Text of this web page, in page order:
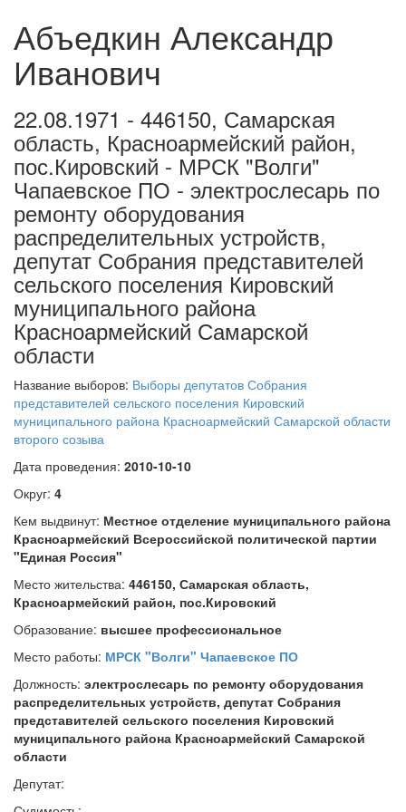
Абъедкин Александр
Иванович
22.08.1971 - 446150, Самарская
область, Красноармейский район,
пос.Кировский - МРСК "Волги"
Чапаевское ПО - электрослесарь по
ремонту оборудования
распределительных устройств,
депутат Собрания представителей
сельского поселения Кировский
муниципального района
Красноармейский Самарской
области
Название выборов: Выборы депутатов Собрания
представителей сельского поселения Кировский
муниципального района Красноармейский Самарской области
второго созыва
Дата проведения: 2010-10-10
Округ: 4
Кем выдвинут: Местное отделение муниципального района
Красноармейский Всероссийской политической партии
"Единая Россия"
Место жительства: 446150, Самарская область,
Красноармейский район, пос.Кировский
Образование: высшее профессиональное
Место работы: МРСК "Волги" Чапаевское ПО
Должность: электрослесарь по ремонту оборудования
распределительных устройств, депутат Собрания
представителей сельского поселения Кировский
муниципального района Красноармейский Самарской
области
Депутат: